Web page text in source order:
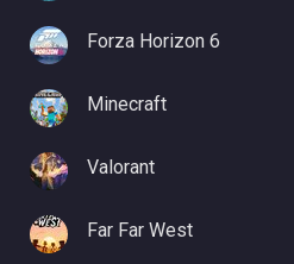
Forza Horizon 6
Minecraft
Valorant
Far Far West